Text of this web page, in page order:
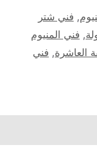
, فني شتر
, فني المنيوم
العاشرة, فني